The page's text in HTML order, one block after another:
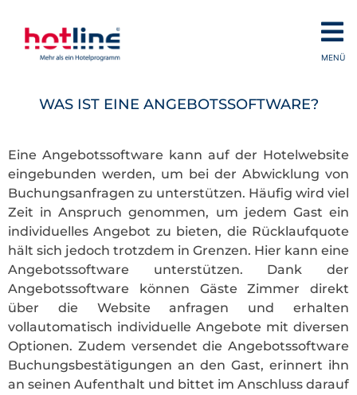
MENÜ
WAS IST EINE ANGEBOTSSOFTWARE?
Eine Angebotssoftware kann auf der Hotelwebsite
eingebunden werden, um bei der Abwicklung von
Buchungsanfragen zu unterstützen. Häufig wird viel
Zeit in Anspruch genommen, um jedem Gast ein
individuelles Angebot zu bieten, die Rücklaufquote
hält sich jedoch trotzdem in Grenzen. Hier kann eine
Angebotssoftware unterstützen. Dank der
Angebotssoftware können Gäste Zimmer direkt
über die Website anfragen und erhalten
vollautomatisch individuelle Angebote mit diversen
Optionen. Zudem versendet die Angebotssoftware
Buchungsbestätigungen an den Gast, erinnert ihn
an seinen Aufenthalt und bittet im Anschluss darauf